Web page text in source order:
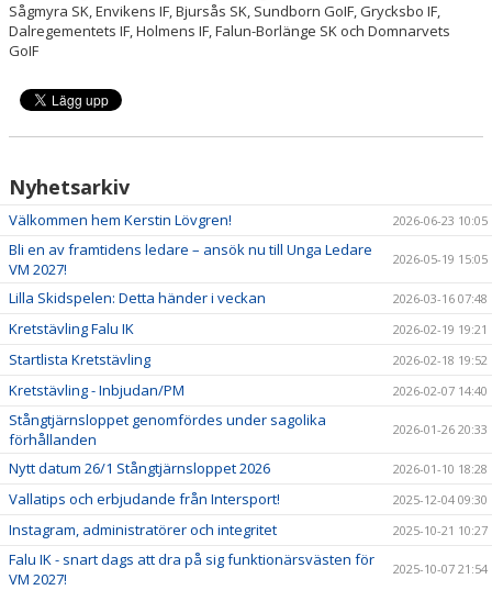
Sågmyra SK, Envikens IF, Bjursås SK, Sundborn GoIF, Grycksbo IF,
Dalregementets IF, Holmens IF, Falun-Borlänge SK och Domnarvets
GoIF
Nyhetsarkiv
Välkommen hem Kerstin Lövgren! 2026-06-23 10:05
Bli en av framtidens ledare – ansök nu till Unga Ledare
VM 2027!
2026-05-19 15:05
Lilla Skidspelen: Detta händer i veckan 2026-03-16 07:48
Kretstävling Falu IK 2026-02-19 19:21
Startlista Kretstävling 2026-02-18 19:52
Kretstävling - Inbjudan/PM 2026-02-07 14:40
Stångtjärnsloppet genomfördes under sagolika
förhållanden
2026-01-26 20:33
Nytt datum 26/1 Stångtjärnsloppet 2026 2026-01-10 18:28
Vallatips och erbjudande från Intersport! 2025-12-04 09:30
Instagram, administratörer och integritet 2025-10-21 10:27
Falu IK - snart dags att dra på sig funktionärsvästen för
VM 2027!
2025-10-07 21:54